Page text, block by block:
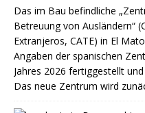
Das im Bau befindliche
Betreuung von Ausländern“
Extranjeros, CATE) in El
Angaben der spanischen
Jahres 2026 fertiggestellt
Das neue Zentrum wird